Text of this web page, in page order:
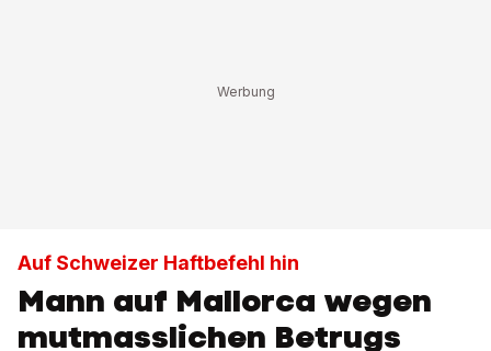
Auf Schweizer Haftbefehl hin
Mann auf Mallorca wegen
mutmasslichen Betrugs